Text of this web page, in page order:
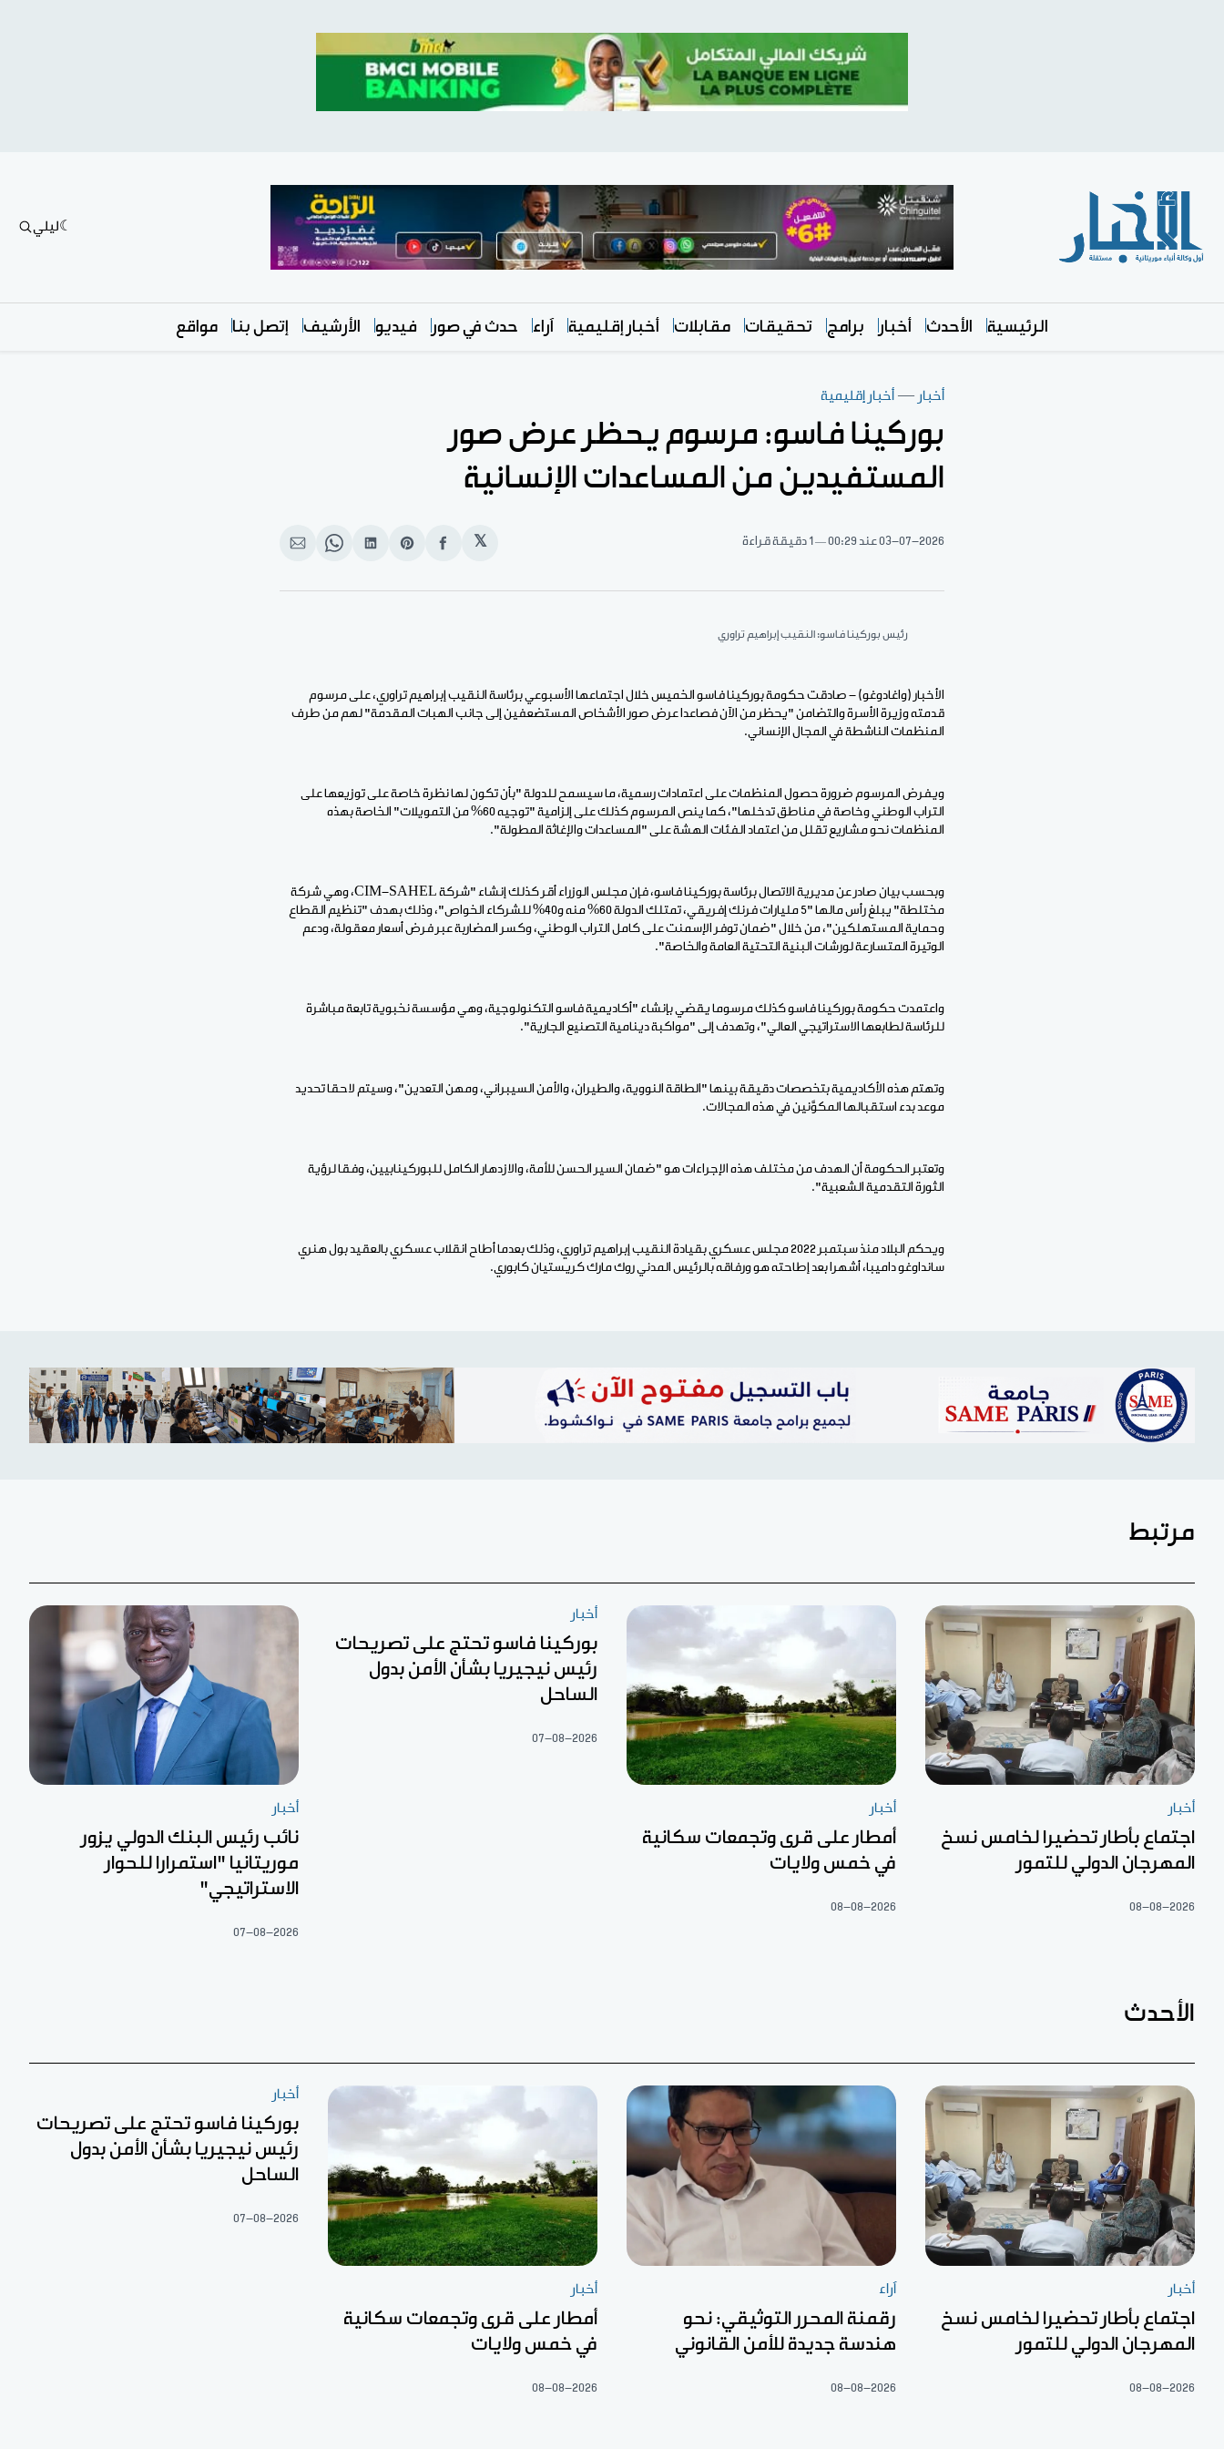
ليلي
الرئيسية الأحدث أخبار برامج تحقيقات مقابلات أخبار إقليمية آراء حدث في صور فيديو الأرشيف إتصل بنا مواقع
أخبار — أخبار إقليمية
بوركينا فاسو: مرسوم يحظر عرض صور
المستفيدين من المساعدات الإنسانية
03-07-2026عند 00:29 1 دقيقة قراءة 𝕏
انشر
الفيسبوك
Share
Pinterest
انشر
لينكد
Share
WhatsApp
انشر
الإيميل
رئيس بوركينا فاسو: النقيب إبراهيم تراوري
الأخبار (واغادوغو) - صادقت حكومة بوركينا فاسو الخميس خلال اجتماعها الأسبوعي برئاسة النقيب إبراهيم تراوري، على مرسوم
قدمته وزيرة الأسرة والتضامن "يحظر من الآن فصاعدا عرض صور الأشخاص المستضعفين إلى جانب الهبات المقدمة" لهم من طرف
المنظمات الناشطة في المجال الإنساني.
ويفرض المرسوم ضرورة حصول المنظمات على اعتمادات رسمية، ما سيسمح للدولة "بأن تكون لها نظرة خاصة على توزيعها على
التراب الوطني وخاصة في مناطق تدخلها"، كما ينص المرسوم كذلك على إلزامية "توجيه 60% من التمويلات" الخاصة بهذه
المنظمات نحو مشاريع تقلل من اعتماد الفئات الهشة على "المساعدات والإغاثة المطولة".
وبحسب بيان صادر عن مديرية الاتصال برئاسة بوركينا فاسو، فإن مجلس الوزراء أقر كذلك إنشاء "شركة CIM-SAHEL، وهي شركة
مختلطة" يبلغ رأس مالها "5 مليارات فرنك إفريقي، تمتلك الدولة 60% منه و40% للشركاء الخواص"، وذلك بهدف "تنظيم القطاع
وحماية المستهلكين"، من خلال "ضمان توفر الإسمنت على كامل التراب الوطني، وكسر المضاربة عبر فرض أسعار معقولة، ودعم
الوتيرة المتسارعة لورشات البنية التحتية العامة والخاصة".
واعتمدت حكومة بوركينا فاسو كذلك مرسوما يقضي بإنشاء "أكاديمية فاسو التكنولوجية، وهي مؤسسة نخبوية تابعة مباشرة
للرئاسة لطابعها الاستراتيجي العالي"، وتهدف إلى "مواكبة دينامية التصنيع الجارية".
وتهتم هذه الأكاديمية بتخصصات دقيقة بينها "الطاقة النووية، والطيران، والأمن السيبراني، ومهن التعدين"، وسيتم لاحقا تحديد
موعد بدء استقبالها المكوَّنين في هذه المجالات.
وتعتبر الحكومة أن الهدف من مختلف هذه الإجراءات هو "ضمان السير الحسن للأمة، والازدهار الكامل للبوركينابيين، وفقا لرؤية
الثورة التقدمية الشعبية".
ويحكم البلاد منذ سبتمبر 2022 مجلس عسكري بقيادة النقيب إبراهيم تراوري، وذلك بعدما أطاح انقلاب عسكري بالعقيد بول هنري
سانداوغو داميبا، أشهرا بعد إطاحته هو ورفاقه بالرئيس المدني روك مارك كريستيان كابوري.
مرتبط
أخبار
اجتماع بأطار تحضيرا لخامس نسخ
المهرجان الدولي للتمور
08-08-2026
أخبار
أمطار على قرى وتجمعات سكانية
في خمس ولايات
08-08-2026
أخبار
بوركينا فاسو تحتج على تصريحات
رئيس نيجيريا بشأن الأمن بدول
الساحل
07-08-2026
أخبار
نائب رئيس البنك الدولي يزور
موريتانيا "استمرارا للحوار
الاستراتيجي"
07-08-2026
الأحدث
أخبار
اجتماع بأطار تحضيرا لخامس نسخ
المهرجان الدولي للتمور
08-08-2026
آراء
رقمنة المحرر التوثيقي: نحو
هندسة جديدة للأمن القانوني
08-08-2026
أخبار
أمطار على قرى وتجمعات سكانية
في خمس ولايات
08-08-2026
أخبار
بوركينا فاسو تحتج على تصريحات
رئيس نيجيريا بشأن الأمن بدول
الساحل
07-08-2026